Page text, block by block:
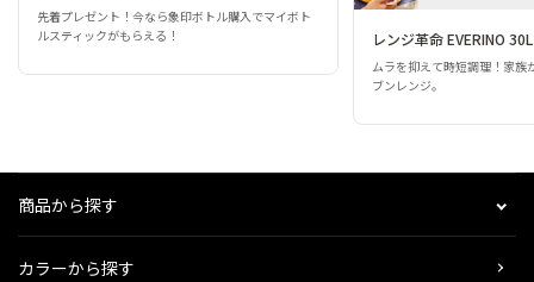
先着プレゼント！今なら象印ボトル購入でマイボト
ルスティックがもらえる！
レンジ革命 EVERINO 30L
ムラを抑えて時短調理！家族
ブンレンジ。
商品から探す
カラーから探す